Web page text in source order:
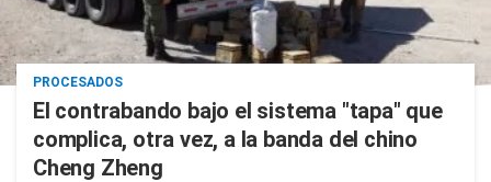
PROCESADOS
El contrabando bajo el sistema "tapa" que
complica, otra vez, a la banda del chino
Cheng Zheng